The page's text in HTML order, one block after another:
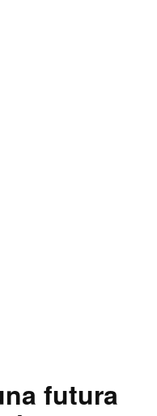
futura